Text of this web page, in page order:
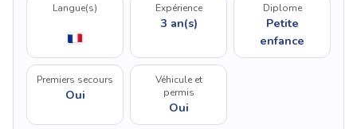
Langue(s) Expérience
3 an(s)
Diplome
Petite
enfance
Premiers secours
Oui
Véhicule et
permis
Oui